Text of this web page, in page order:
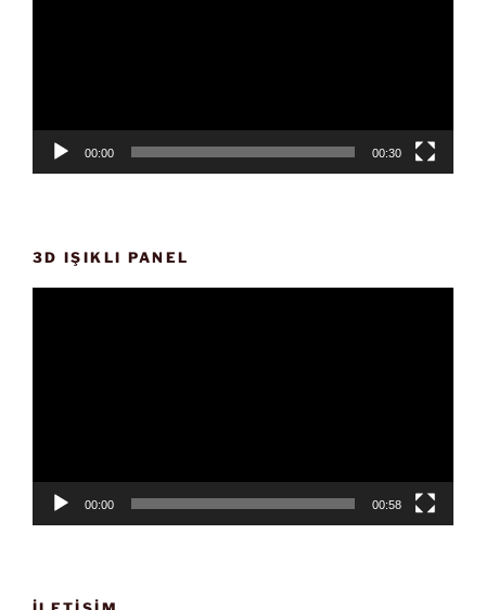
00:00 00:30
3D IŞIKLI PANEL
00:00 00:58